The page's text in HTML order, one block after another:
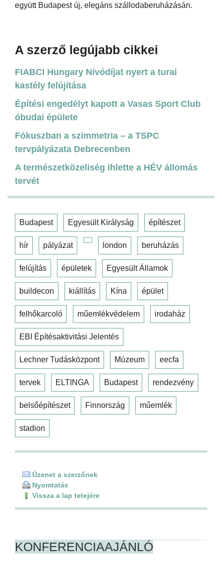
együtt Budapest új, elegáns szállodaberuházásán.
A szerző legújabb cikkei
FIABCI Hungary Nívódíjat nyert a turai
kastély felújítása
Építési engedélyt kapott a Vasas Sport Club
óbudai épülete
Fókuszban a szimmetria – a TSPC
tervpályázata Debrecenben
A természetközeliség ihlette a HÉV állomás
tervét
Budapest Egyesült Királyság építészet
hír pályázat london beruházás
felújítás épületek Egyesült Államok
buildecon kiállítás Kína épület
felhőkarcoló műemlékvédelem irodaház
EBI Építésaktivitási Jelentés
Lechner Tudásközpont Múzeum eecfa
tervek ELTINGA Budapest rendezvény
belsőépítészet Finnország műemlék
stadion
Üzenet a szerzőnek
Nyomtatás
Vissza a lap tetejére
KONFERENCIAAJÁNLÓ